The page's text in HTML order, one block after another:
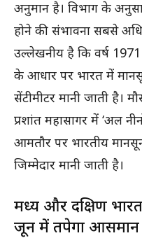
अनुमान है। विभाग के
होने की संभावना सबसे
उल्लेखनीय है कि वर्ष
के आधार पर भारत में
सेंटीमीटर मानी जाती है।
प्रशांत महासागर में ‘अल
आमतौर पर भारतीय
जिम्मेदार मानी जाती है।
मध्य और दक्षिण
जून में तपेगा आसमान